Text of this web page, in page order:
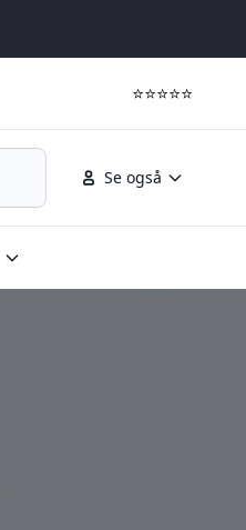
⭐⭐⭐⭐⭐
Se også